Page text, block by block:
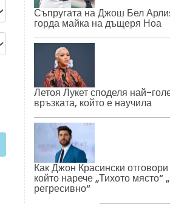
Съпругата на Джош Бел
горда майка на дъщеря Ноа
Летоя Лукет споделя най-
връзката, който е научила
Как Джон Красински отговори
който нарече „Тихото място“
регресивно“